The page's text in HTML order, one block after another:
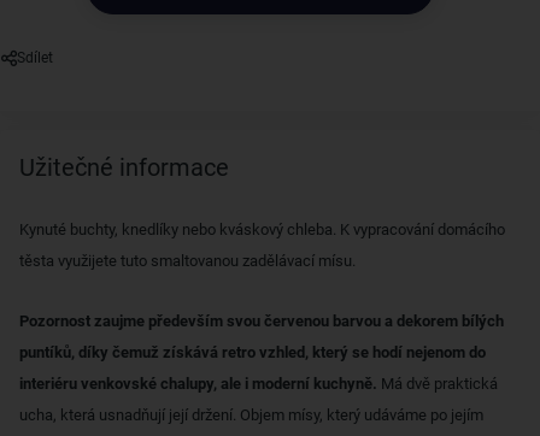
Sdílet
Užitečné informace
Kynuté buchty, knedlíky nebo kváskový chleba. K vypracování domácího
těsta využijete tuto smaltovanou zadělávací mísu.
Pozornost zaujme především svou červenou barvou a dekorem bílých
puntíků, díky čemuž získává retro vzhled, který se hodí nejenom do
interiéru venkovské chalupy, ale i moderní kuchyně. Má dvě praktická
ucha, která usnadňují její držení. Objem mísy, který udáváme po jejím